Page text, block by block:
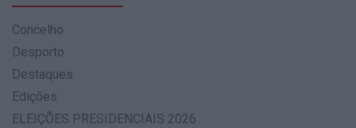
Concelho
Desporto
Destaques
Edições
ELEIÇÕES PRESIDENCIAIS 2026